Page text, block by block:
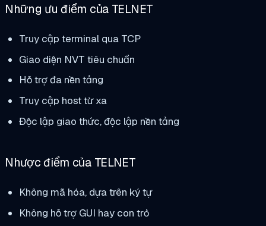
Những ưu điểm của TELNET
Truy cập terminal qua TCP
Giao diện NVT tiêu chuẩn
Hỗ trợ đa nền tảng
Truy cập host từ xa
Độc lập giao thức, độc lập nền tảng
Nhược điểm của TELNET
Không mã hóa, dựa trên ký tự
Không hỗ trợ GUI hay con trỏ